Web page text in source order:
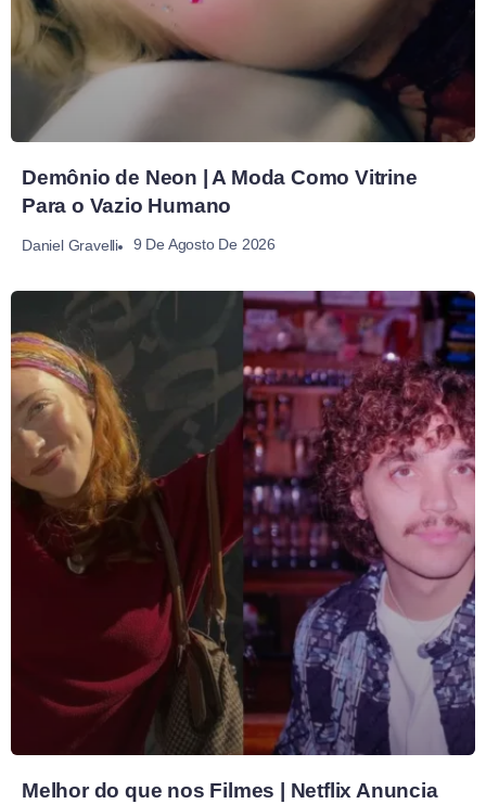
Demônio de Neon | A Moda Como Vitrine
Para o Vazio Humano
Daniel Gravelli 9 De Agosto De 2026
Melhor do que nos Filmes | Netflix Anuncia